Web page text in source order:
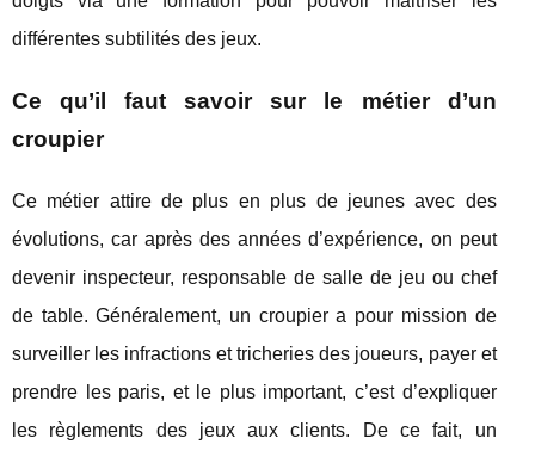
différentes subtilités des jeux.
Ce qu’il faut savoir sur le métier d’un
croupier
Ce métier attire de plus en plus de jeunes avec des
évolutions, car après des années d’expérience, on peut
devenir inspecteur, responsable de salle de jeu ou chef
de table. Généralement, un croupier a pour mission de
surveiller les infractions et tricheries des joueurs, payer et
prendre les paris, et le plus important, c’est d’expliquer
les règlements des jeux aux clients. De ce fait, un